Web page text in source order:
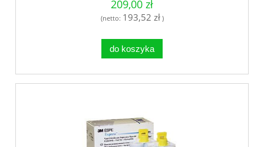
209,00 zł
(netto: 193,52 zł)
do koszyka